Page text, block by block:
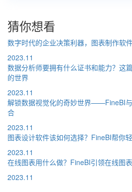
猜你想看
数字时代的企业决策利器，图表制作软
2023.11
数据分析师要拥有什么证书和能力？这
的世界
2023.11
解锁数据视觉化的奇妙世界——FineBI
合
2023.11
图表设计软件该如何选择？FineBI帮你
2023.11
在线图表用什么做？FineBI引领在线图
2023.11